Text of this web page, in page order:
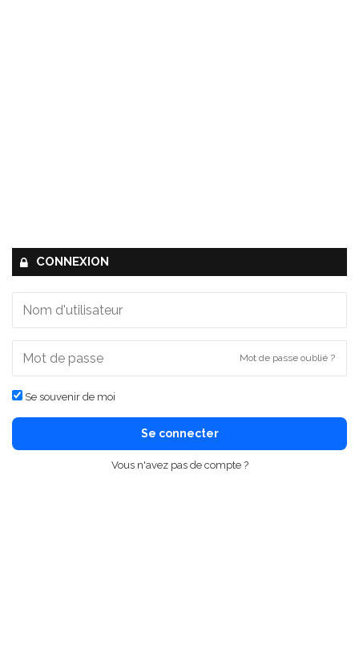
CONNEXION
Mot de passe oublié ?
Se souvenir de moi
Se connecter
Vous n'avez pas de compte ?